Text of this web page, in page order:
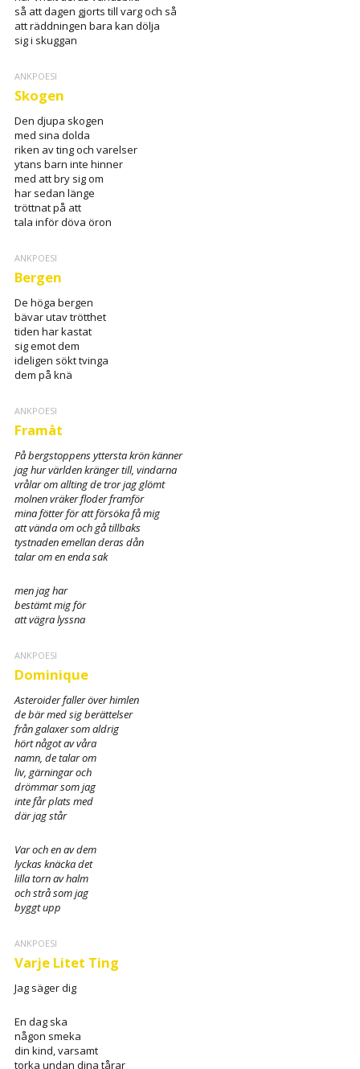
så att dagen gjorts till varg och så
att räddningen bara kan dölja
sig i skuggan
ANKPOESI
Skogen
Den djupa skogen
med sina dolda
riken av ting och varelser
ytans barn inte hinner
med att bry sig om
har sedan länge
tröttnat på att
tala inför döva öron
ANKPOESI
Bergen
De höga bergen
bävar utav trötthet
tiden har kastat
sig emot dem
ideligen sökt tvinga
dem på knä
ANKPOESI
Framåt
På bergstoppens yttersta krön känner
jag hur världen kränger till, vindarna
vrålar om allting de tror jag glömt
molnen vräker floder framför
mina fötter för att försöka få mig
att vända om och gå tillbaks
tystnaden emellan deras dån
talar om en enda sak
men jag har
bestämt mig för
att vägra lyssna
ANKPOESI
Dominique
Asteroider faller över himlen
de bär med sig berättelser
från galaxer som aldrig
hört något av våra
namn, de talar om
liv, gärningar och
drömmar som jag
inte får plats med
där jag står
Var och en av dem
lyckas knäcka det
lilla torn av halm
och strå som jag
byggt upp
ANKPOESI
Varje Litet Ting
Jag säger dig
En dag ska
någon smeka
din kind, varsamt
torka undan dina tårar